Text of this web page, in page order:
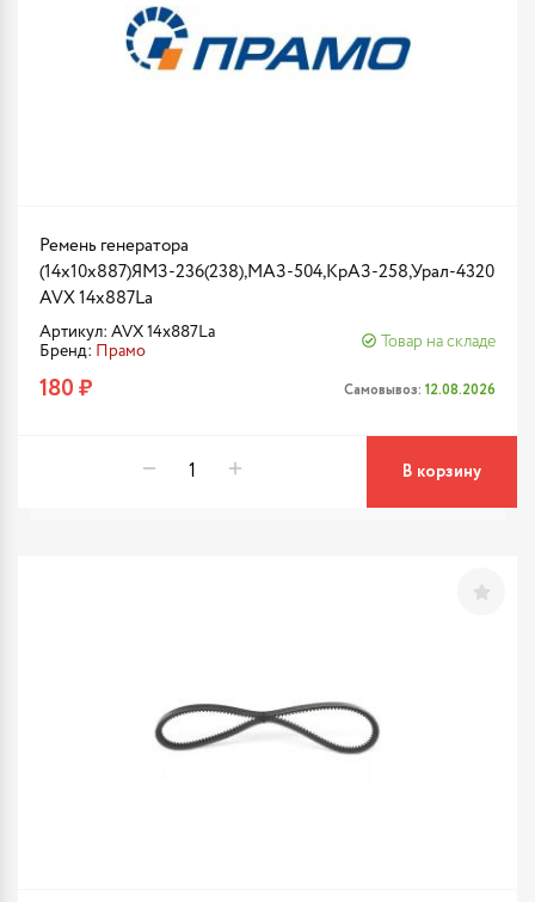
Ремень генератора
(14x10x887)ЯМЗ-236(238),МАЗ-504,КрАЗ-258,Урал-4320
AVX 14х887La
Артикул: AVX 14х887La
Бренд: Прамо
Товар на складе
180 ₽ Самовывоз: 12.08.2026
В корзину